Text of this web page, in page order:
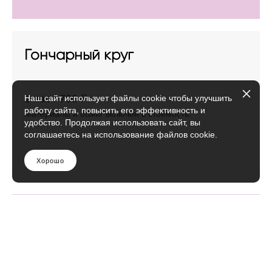
Гончарный круг
1 час / 700 ₽
Материалы и обжиг включен в стоимость.
Наш сайт использует файлы cookie чтобы улучшить
работу сайта, повысить его эффективность и
удобство. Продолжая использовать сайт, вы
соглашаетесь на использование файлов cookie.
Хорошо